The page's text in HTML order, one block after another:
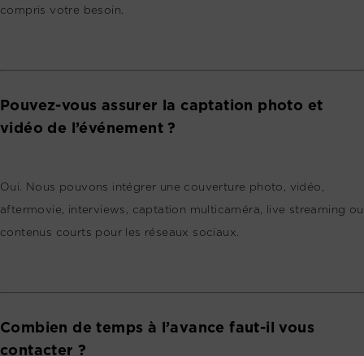
compris votre besoin.
Pouvez-vous assurer la captation photo et
vidéo de l’événement ?
Oui. Nous pouvons intégrer une couverture photo, vidéo,
aftermovie, interviews, captation multicaméra, live streaming ou
contenus courts pour les réseaux sociaux.
Combien de temps à l’avance faut-il vous
contacter ?